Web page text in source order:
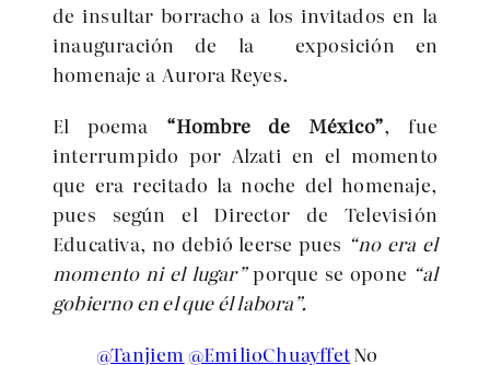
de insultar borracho a los invitados en la
inauguración de la exposición en
homenaje a Aurora Reyes.
El poema “Hombre de México”, fue
interrumpido por Alzati en el momento
que era recitado la noche del homenaje,
pues según el Director de Televisión
Educativa, no debió leerse pues “no era el
momento ni el lugar”porque se opone “al
gobierno en el que él labora”.
@Tanjiem@EmilioChuayffetNo